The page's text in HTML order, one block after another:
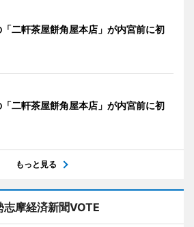
二軒茶屋餅角屋本店」が内宮前に初
二軒茶屋餅角屋本店」が内宮前に初
もっと見る
志摩経済新聞VOTE